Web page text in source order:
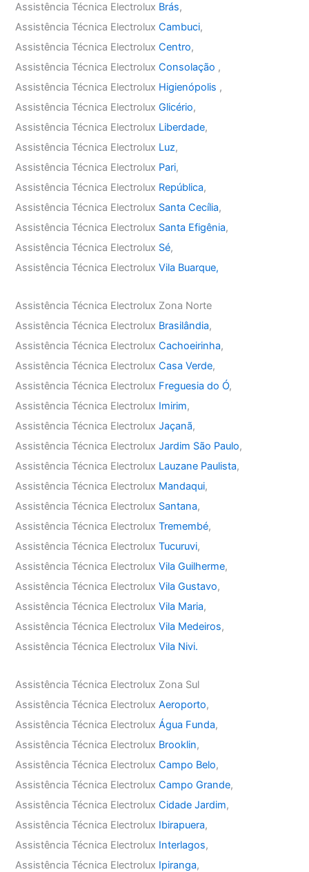
Assistência Técnica Electrolux Brás,
Assistência Técnica ElectroluxCambuci,
Assistência Técnica ElectroluxCentro,
Assistência Técnica ElectroluxConsolação ,
Assistência Técnica Electrolux Higienópolis ,
Assistência Técnica ElectroluxGlicério,
Assistência Técnica Electrolux Liberdade,
Assistência Técnica Electrolux Luz,
Assistência Técnica Electrolux Pari,
Assistência Técnica Electrolux República,
Assistência Técnica Electrolux Santa Cecília,
Assistência Técnica Electrolux Santa Efigênia,
Assistência Técnica Electrolux Sé,
Assistência Técnica ElectroluxVila Buarque,
Assistência Técnica Electrolux Zona Norte
Assistência Técnica Electrolux Brasilândia,
Assistência Técnica ElectroluxCachoeirinha,
Assistência Técnica ElectroluxCasa Verde,
Assistência Técnica Electrolux Freguesia do Ó,
Assistência Técnica Electrolux Imirim,
Assistência Técnica ElectroluxJaçanã,
Assistência Técnica ElectroluxJardim São Paulo,
Assistência Técnica Electrolux Lauzane Paulista,
Assistência Técnica Electrolux Mandaqui,
Assistência Técnica Electrolux Santana,
Assistência Técnica ElectroluxTremembé,
Assistência Técnica ElectroluxTucuruvi,
Assistência Técnica ElectroluxVila Guilherme,
Assistência Técnica ElectroluxVila Gustavo,
Assistência Técnica ElectroluxVila Maria,
Assistência Técnica ElectroluxVila Medeiros,
Assistência Técnica ElectroluxVila Nivi.
Assistência Técnica Electrolux Zona Sul
Assistência Técnica ElectroluxAeroporto,
Assistência Técnica ElectroluxÁgua Funda,
Assistência Técnica Electrolux Brooklin,
Assistência Técnica ElectroluxCampo Belo,
Assistência Técnica ElectroluxCampo Grande,
Assistência Técnica ElectroluxCidade Jardim,
Assistência Técnica Electrolux Ibirapuera,
Assistência Técnica Electrolux Interlagos,
Assistência Técnica Electrolux Ipiranga,